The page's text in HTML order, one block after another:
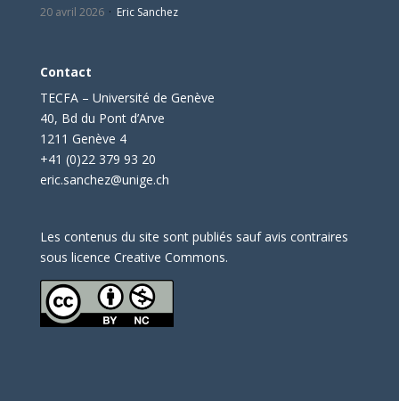
20 avril 2026 Eric Sanchez
Contact
TECFA – Université de Genève
40, Bd du Pont d’Arve
1211 Genève 4
+41 (0)22 379 93 20
eric.sanchez@unige.ch
Les contenus du site sont publiés sauf avis contraires
sous licence Creative Commons.